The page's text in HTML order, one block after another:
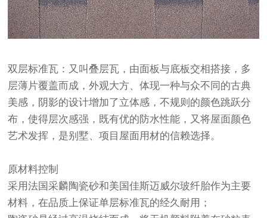
双层标准瓦：又叫叠层瓦，由面板与底板交相搭接，多
层薄片覆盖而成，外观大方、体现一种与众不同的古典
美感，阴影的设计增加了立体感，不规则的颜色跳跃分
布，使得层次感强，既有优的防水性能，又将屋面颜色
艺术发挥，是别墅、项目屋面用材的信赖选择。
原材料控制
采用法国采麟陶瓷砂和美国佳斯迈威尔玻纤胎作为主要
材料，在品质上保证单层标准瓦的经久耐用；